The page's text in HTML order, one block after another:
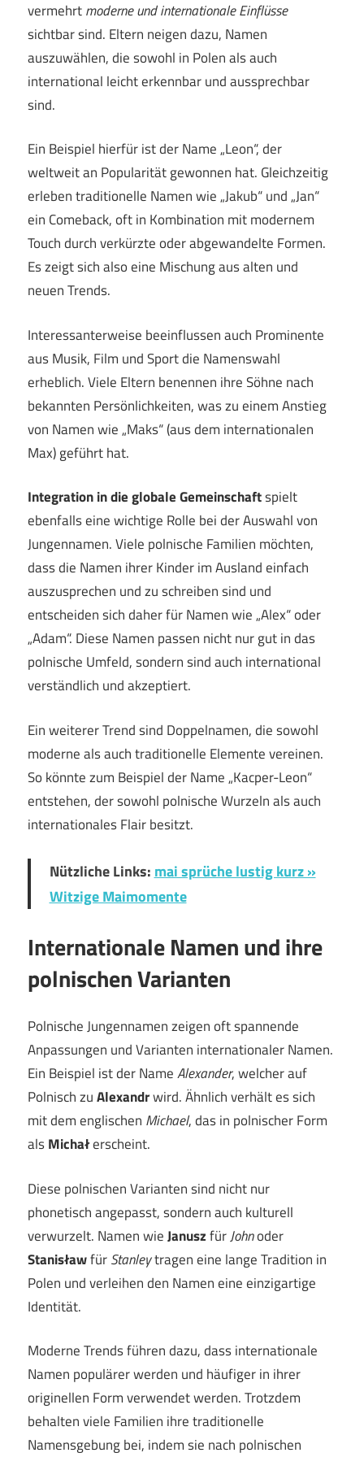
vermehrtmoderne und internationale Einflüsse
sichtbar sind. Eltern neigen dazu, Namen
auszuwählen, die sowohl in Polen als auch
international leicht erkennbar und aussprechbar
sind.
Ein Beispiel hierfür ist der Name „Leon“, der
weltweit an Popularität gewonnen hat. Gleichzeitig
erleben traditionelle Namen wie „Jakub“ und „Jan“
ein Comeback, oft in Kombination mit modernem
Touch durch verkürzte oder abgewandelte Formen.
Es zeigt sich also eine Mischung aus alten und
neuen Trends.
Interessanterweise beeinflussen auch Prominente
aus Musik, Film und Sport die Namenswahl
erheblich. Viele Eltern benennen ihre Söhne nach
bekannten Persönlichkeiten, was zu einem Anstieg
von Namen wie „Maks“ (aus dem internationalen
Max) geführt hat.
Integration in die globale Gemeinschaftspielt
ebenfalls eine wichtige Rolle bei der Auswahl von
Jungennamen. Viele polnische Familien möchten,
dass die Namen ihrer Kinder im Ausland einfach
auszusprechen und zu schreiben sind und
entscheiden sich daher für Namen wie „Alex“ oder
„Adam“. Diese Namen passen nicht nur gut in das
polnische Umfeld, sondern sind auch international
verständlich und akzeptiert.
Ein weiterer Trend sind Doppelnamen, die sowohl
moderne als auch traditionelle Elemente vereinen.
So könnte zum Beispiel der Name „Kacper-Leon“
entstehen, der sowohl polnische Wurzeln als auch
internationales Flair besitzt.
Nützliche Links: mai sprüche lustig kurz »
Witzige Maimomente
Internationale Namen und ihre
polnischen Varianten
Polnische Jungennamen zeigen oft spannende
Anpassungen und Varianten internationaler Namen.
Ein Beispiel ist der NameAlexander, welcher auf
Polnisch zuAlexandrwird. Ähnlich verhält es sich
mit dem englischen Michael, das in polnischer Form
alsMichałerscheint.
Diese polnischen Varianten sind nicht nur
phonetisch angepasst, sondern auch kulturell
verwurzelt. Namen wieJanuszfürJohnoder
StanisławfürStanleytragen eine lange Tradition in
Polen und verleihen den Namen eine einzigartige
Identität.
Moderne Trends führen dazu, dass internationale
Namen populärer werden und häufiger in ihrer
originellen Form verwendet werden. Trotzdem
behalten viele Familien ihre traditionelle
Namensgebung bei, indem sie nach polnischen